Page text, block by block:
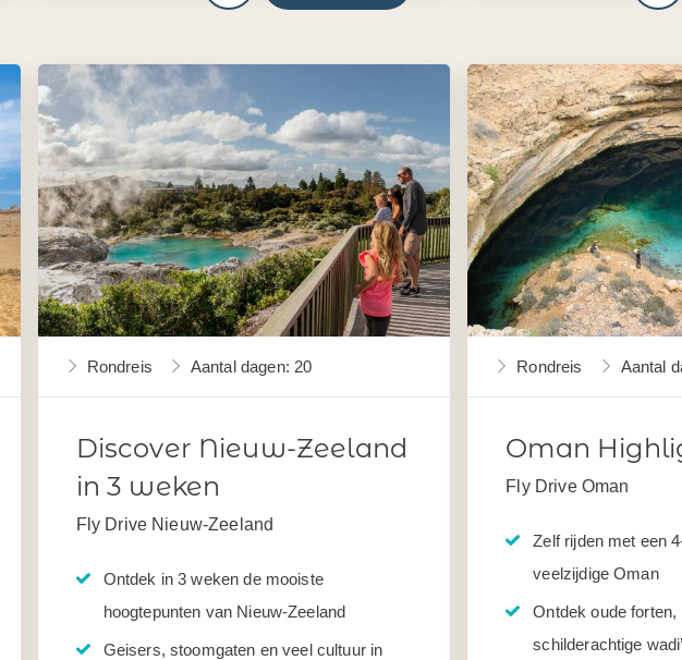
Rondreis Aantal dagen: 20
Discover Nieuw-Zeeland
in 3 weken
Fly Drive Nieuw-Zeeland
Ontdek in 3 weken de mooiste
hoogtepunten van Nieuw-Zeeland
Geisers, stoomgaten en veel cultuur in
Rondreis Aantal
Oman
Fly Drive Oman
Zelf rijden met een
veelzijdige Oman
Ontdek oude forten,
schilderachtige